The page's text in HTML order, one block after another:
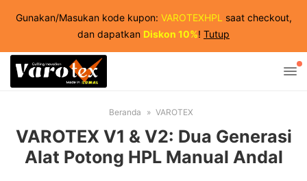
Gunakan/Masukan kode kupon: VAROTEXHPL saat checkout,
dan dapatkan Diskon 10%! Tutup
Beranda VAROTEX
VAROTEX V1 & V2: Dua Generasi
Alat Potong HPL Manual Andal